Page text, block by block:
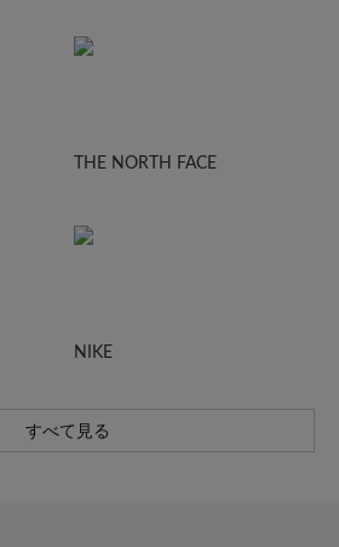
THE NORTH FACE
NIKE
すべて見る